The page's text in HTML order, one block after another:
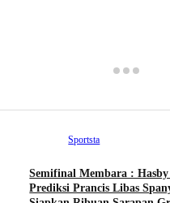
Sportsta
Semifinal Membara :
Prediksi Prancis Libas